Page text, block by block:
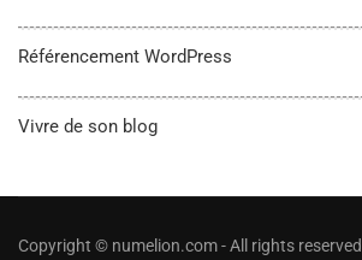
Référencement WordPress
Vivre de son blog
Copyright © numelion.com - All rights